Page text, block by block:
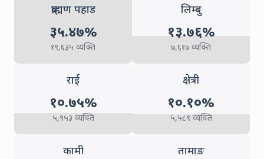
ब्राह्मण पहाडOther
३५.४७%
१९,६३५ व्यक्ति(
लिम्बुOther
१३.७६%
७,६१७ व्यक्ति(
राईOther
१०.७५%
५,९५३ व्यक्ति(
क्षेत्रीOther
१०.१०%
५,५८९ व्यक्ति(
कामीOther तामाङOther